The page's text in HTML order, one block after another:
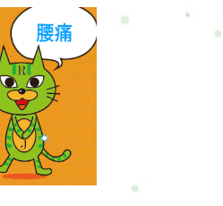
さは、自分の体格に合っているか
腰を支えられる硬めのマットレ
る前のリラックス習慣スマホを
事をしていると、自律神経が興
す。入浴や深呼吸で副交感神経
がけましょう。・朝日を浴びる
リセットされ、自律神経が整い
の睡眠も深まり、朝の痛み改善
改善座りっぱなしや立ちっぱな
・調理中に前かがみ姿勢が続く
が多い ・長時間の立ちっぱなし
対策・作業中に姿勢を意識して
節を動かす ・深呼吸を取り入れ自
スを整えるケアを行う料理研究家
なし・反復作業といった負担が
ます。料理研究家とは料理研究
撮影、発信などを行う仕事で
追求するため、細かな作業や長
の負担が蓄積しやすい特徴があ